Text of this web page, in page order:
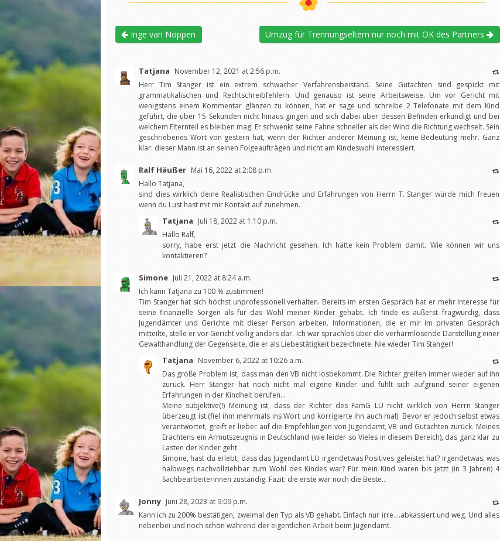
Inge van Noppen Umzug für Trennungseltern nur noch mit OK des Partners
Tatjana November 12, 2021 at 2:56 p.m.
Herr Tim Stanger ist ein extrem schwacher Verfahrensbeistand. Seine Gutachten sind gespickt mit
grammatikalischen und Rechtschreibfehlern. Und genauso ist seine Arbeitsweise. Um vor Gericht mit
wenigstens einem Kommentar glänzen zu können, hat er sage und schreibe 2 Telefonate mit dem Kind
geführt, die über 15 Sekunden nicht hinaus gingen und sich dabei über dessen Befinden erkundigt und bei
welchem Elternteil es bleiben mag. Er schwenkt seine Fahne schneller als der Wind die Richtung wechselt. Sein
geschriebenes Wort von gestern hat, wenn der Richter anderer Meinung ist, keine Bedeutung mehr. Ganz
klar: dieser Mann ist an seinen Folgeaufträgen und nicht am Kindeswohl interessiert.
Ralf Häußer Mai 16, 2022 at 2:08 p.m.
Hallo Tatjana,
sind dies wirklich deine Realistischen Eindrücke und Erfahrungen von Herrn T. Stanger würde mich freuen
wenn du Lust hast mit mir Kontakt auf zunehmen.
Tatjana Juli 18, 2022 at 1:10 p.m.
Hallo Ralf,
sorry, habe erst jetzt die Nachricht gesehen. Ich hätte kein Problem damit. Wie können wir uns
kontaktieren?
Simone Juli 21, 2022 at 8:24 a.m.
Ich kann Tatjana zu 100 % zustimmen!
Tim Stanger hat sich höchst unprofessionell verhalten. Bereits im ersten Gespräch hat er mehr Interesse für
seine finanzielle Sorgen als für das Wohl meiner Kinder gehabt. Ich finde es äußerst fragwürdig, dass
Jugendämter und Gerichte mit dieser Person arbeiten. Informationen, die er mir im privaten Gespräch
mitteilte, stelle er vor Gericht völlig anders dar. Ich war sprachlos über die verharmlosende Darstellung einer
Gewalthandlung der Gegenseite, die er als Liebestätigkeit bezeichnete. Nie wieder Tim Stanger!
Tatjana November 6, 2022 at 10:26 a.m.
Das große Problem ist, dass man den VB nicht losbekommt. Die Richter greifen immer wieder auf ihn
zurück. Herr Stanger hat noch nicht mal eigene Kinder und fühlt sich aufgrund seiner eigenen
Erfahrungen in der Kindheit berufen…
Meine subjektive(!) Meinung ist, dass der Richter des FamG LU nicht wirklich von Herrn Stanger
überzeugt ist (fiel ihm mehrmals ins Wort und korrigierte ihn auch mal). Bevor er jedoch selbst etwas
verantwortet, greift er lieber auf die Empfehlungen von Jugendamt, VB und Gutachten zurück. Meines
Erachtens ein Armutszeugnis in Deutschland (wie leider so Vieles in diesem Bereich), das ganz klar zu
Lasten der Kinder geht.
Simone, hast du erlebt, dass das Jugendamt LU irgendetwas Positives geleistet hat? Irgendetwas, was
halbwegs nachvollziehbar zum Wohl des Kindes war? Für mein Kind waren bis jetzt (in 3 Jahren) 4
Sachbearbeiterinnen zuständig. Fazit: die erste war noch die Beste…
Jonny Juni 28, 2023 at 9:09 p.m.
Kann ich zu 200% bestätigen, zweimal den Typ als VB gehabt. Einfach nur irre….abkassiert und weg. Und alles
nebenbei und noch schön während der eigentlichen Arbeit beim Jugendamt.